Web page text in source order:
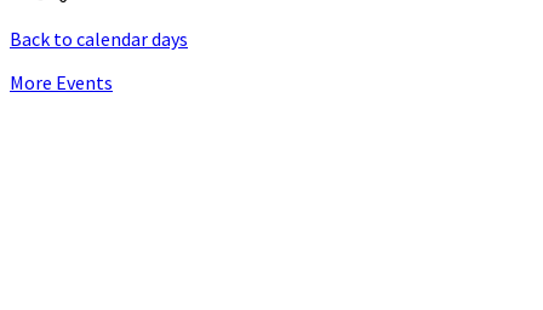
Back to calendar days
More Events